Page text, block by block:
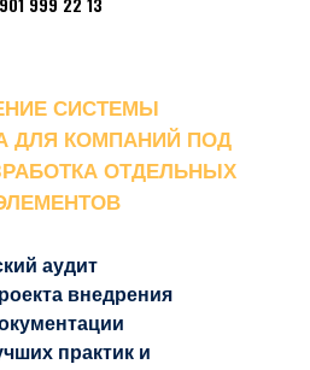
СИСТЕМЫ
ДЛЯ КОМПАНИЙ ПОД
ОТДЕЛЬНЫХ
аудит
внедрения
практик и